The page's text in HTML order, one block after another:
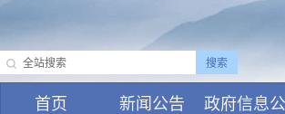
首页 新闻公告 政府信息